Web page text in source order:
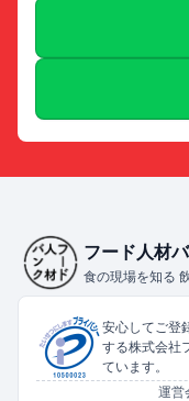
フード人材
食の現場を知る
安心してご登
する株式会社
ています。
運営